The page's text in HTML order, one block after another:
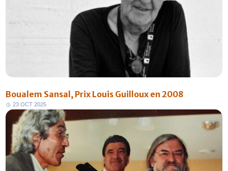
Boualem Sansal, Prix Louis Guilloux en 2008
23 OCT 2025